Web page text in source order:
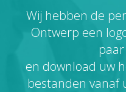
Gedrukte producten
Over
Blog
Wij hebben de
Ontwerp een
en download uw
bestanden vanaf